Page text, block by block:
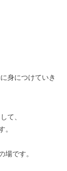
身につけていき
て、
です。